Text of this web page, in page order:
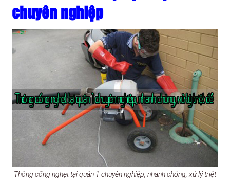
chuyên nghiệp
Thông cống nghẹt tại quận 1 chuyên nghiệp, nhanh chóng, xử lý triệt